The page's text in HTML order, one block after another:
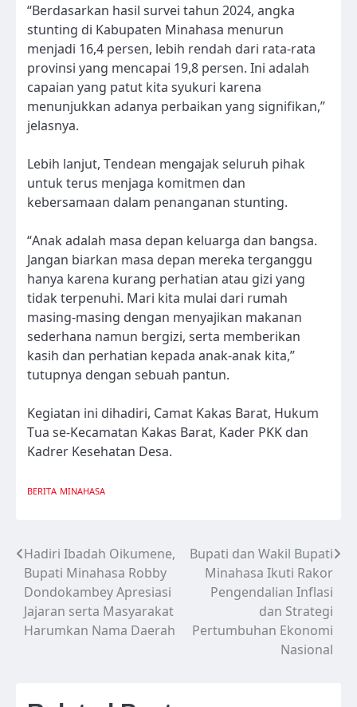
“Berdasarkan hasil survei tahun 2024, angka
stunting di Kabupaten Minahasa menurun
menjadi 16,4 persen, lebih rendah dari rata-rata
provinsi yang mencapai 19,8 persen. Ini adalah
capaian yang patut kita syukuri karena
menunjukkan adanya perbaikan yang signifikan,”
jelasnya.
Lebih lanjut, Tendean mengajak seluruh pihak
untuk terus menjaga komitmen dan
kebersamaan dalam penanganan stunting.
“Anak adalah masa depan keluarga dan bangsa.
Jangan biarkan masa depan mereka terganggu
hanya karena kurang perhatian atau gizi yang
tidak terpenuhi. Mari kita mulai dari rumah
masing-masing dengan menyajikan makanan
sederhana namun bergizi, serta memberikan
kasih dan perhatian kepada anak-anak kita,”
tutupnya dengan sebuah pantun.
Kegiatan ini dihadiri, Camat Kakas Barat, Hukum
Tua se-Kecamatan Kakas Barat, Kader PKK dan
Kadrer Kesehatan Desa.
BERITA MINAHASA
Navigasi
pos
Hadiri Ibadah Oikumene,
Bupati Minahasa Robby
Dondokambey Apresiasi
Jajaran serta Masyarakat
Harumkan Nama Daerah
Bupati dan Wakil Bupati
Minahasa Ikuti Rakor
Pengendalian Inflasi
dan Strategi
Pertumbuhan Ekonomi
Nasional